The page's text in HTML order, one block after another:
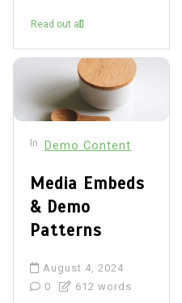
Read out all
In Demo Content
Media Embeds
& Demo
Patterns
August 4, 2024
0
612 words